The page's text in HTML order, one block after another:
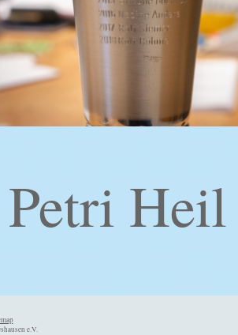
Petri
e.V.